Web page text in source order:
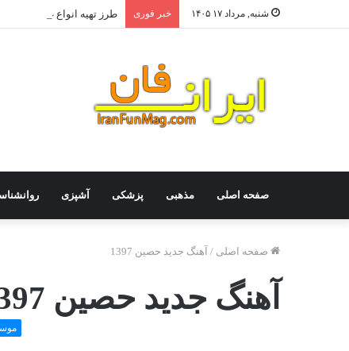
شنبه, مرداد ۱۷ ۱۴۰۵ خبر فوری طرز تهیه انواع غذا با
صفحه اصلی مذهبی پزشکی آشپزی
صفحه اصلی / آهنگ جديد حصین 1397
آهنگ جديد حصین 1397